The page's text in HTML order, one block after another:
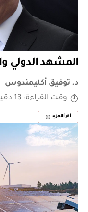
المشهد الدولي
د. توفيق أكليمندوس
وقت القراءة: 13 دقيقة
أقرأ المزيد